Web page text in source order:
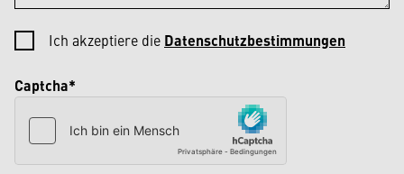
Ich akzeptiere die Datenschutzbestimmungen
Captcha*